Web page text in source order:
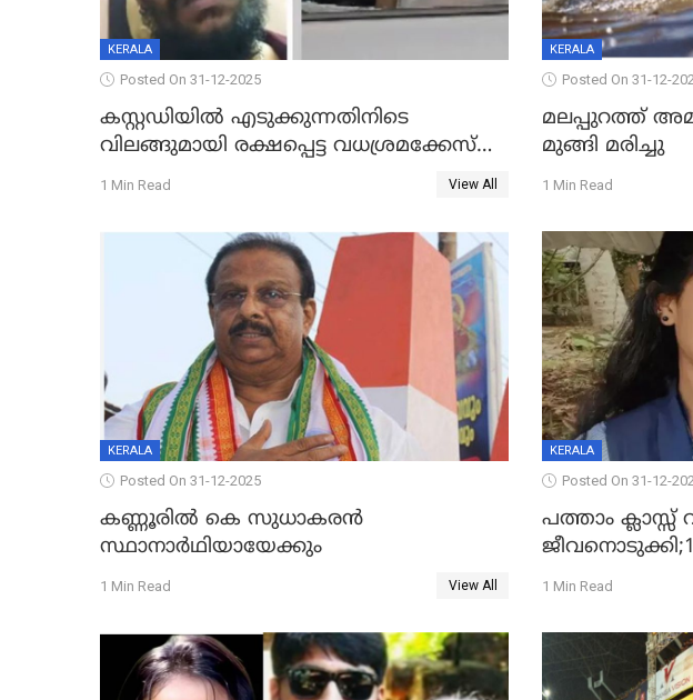
KERALA
Posted On 31-12-2025
കസ്റ്റഡിയിൽ എടുക്കുന്നതിനിടെ
വിലങ്ങുമായി രക്ഷപ്പെട്ട വധശ്രമക്കേസ്
പ്രതി പിടിയിൽ
1 Min Read View All
KERALA
Posted On 31-12-
മലപ്പുറത്ത്
മുങ്ങി മരിച്ചു
1 Min Read
KERALA
Posted On 31-12-2025
കണ്ണൂരിൽ കെ സുധാകരൻ
സ്ഥാനാർഥിയായേക്കും
1 Min Read View All
KERALA
Posted On 31-12-
പത്താം ക്ലാസ്സ്
1 Min Read